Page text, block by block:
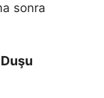
sonra